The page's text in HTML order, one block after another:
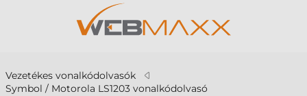
Vezetékes vonalkódolvasók
Symbol / Motorola LS1203 vonalkódolvasó